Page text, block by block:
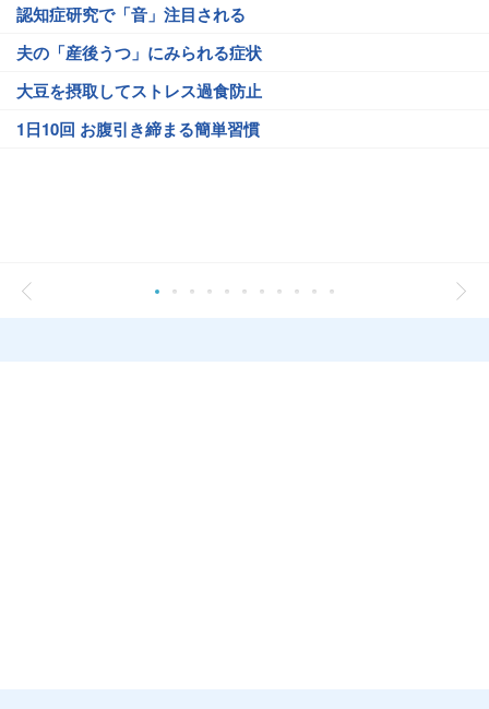
認知症研究で「音」注目される
夫の「産後うつ」にみられる症状
大豆を摂取してストレス過食防止
1日10回 お腹引き締まる簡単習慣